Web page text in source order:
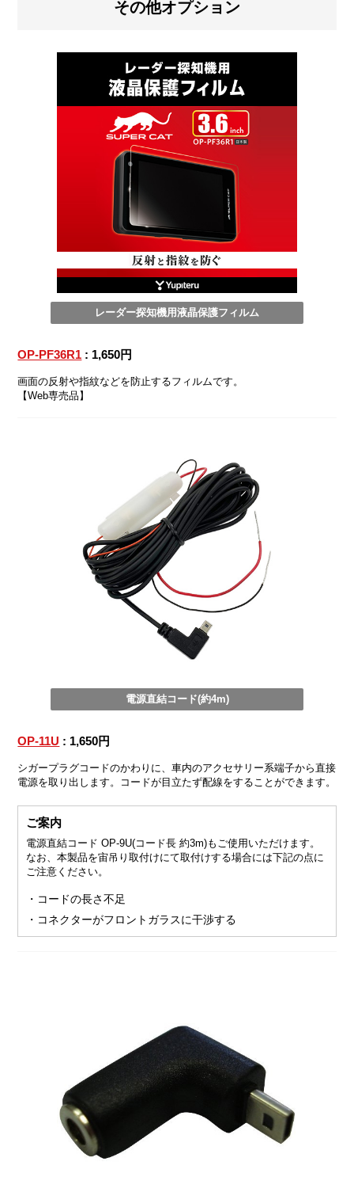
その他オプション
レーダー探知機用液晶保護フィルム
OP-PF36R1 : 1,650円
画面の反射や指紋などを防止するフィルムです。
【Web専売品】
電源直結コード(約4m)
OP-11U : 1,650円
シガープラグコードのかわりに、車内のアクセサリー系端子から直接
電源を取り出します。コードが目立たず配線をすることができます。
ご案内
電源直結コード OP-9U(コード長 約3m)もご使用いただけます。
なお、本製品を宙吊り取付けにて取付けする場合には下記の点に
ご注意ください。
・コードの長さ不足
・コネクターがフロントガラスに干渉する